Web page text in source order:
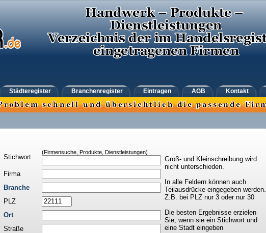
Städteregister Branchenregister Eintragen AGB Kontakt
Stichwort
(Firmensuche, Produkte, Dienstleistungen)
Groß- und Kleinschreibung wird
nicht unterschieden.
In alle Feldern können auch
Teilausdrücke eingegeben werden.
Z.B. bei PLZ nur 3 oder nur 30
Die besten Ergebnisse erzielen
Sie, wenn sie ein Stichwort und
eine Stadt eingeben
Firma
Branche
PLZ
Ort
Straße